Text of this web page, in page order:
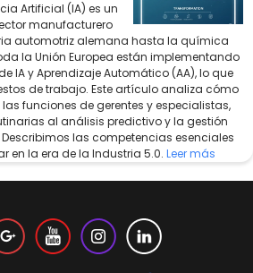
Artificial (IA) es un
manufacturero
automotriz alemana hasta la química
la Unión Europea están implementando
IA y Aprendizaje Automático (AA), lo que
de trabajo. Este artículo analiza cómo
funciones de gerentes y especialistas,
al análisis predictivo y la gestión
las competencias esenciales
en la era de la Industria 5.0. Leer más